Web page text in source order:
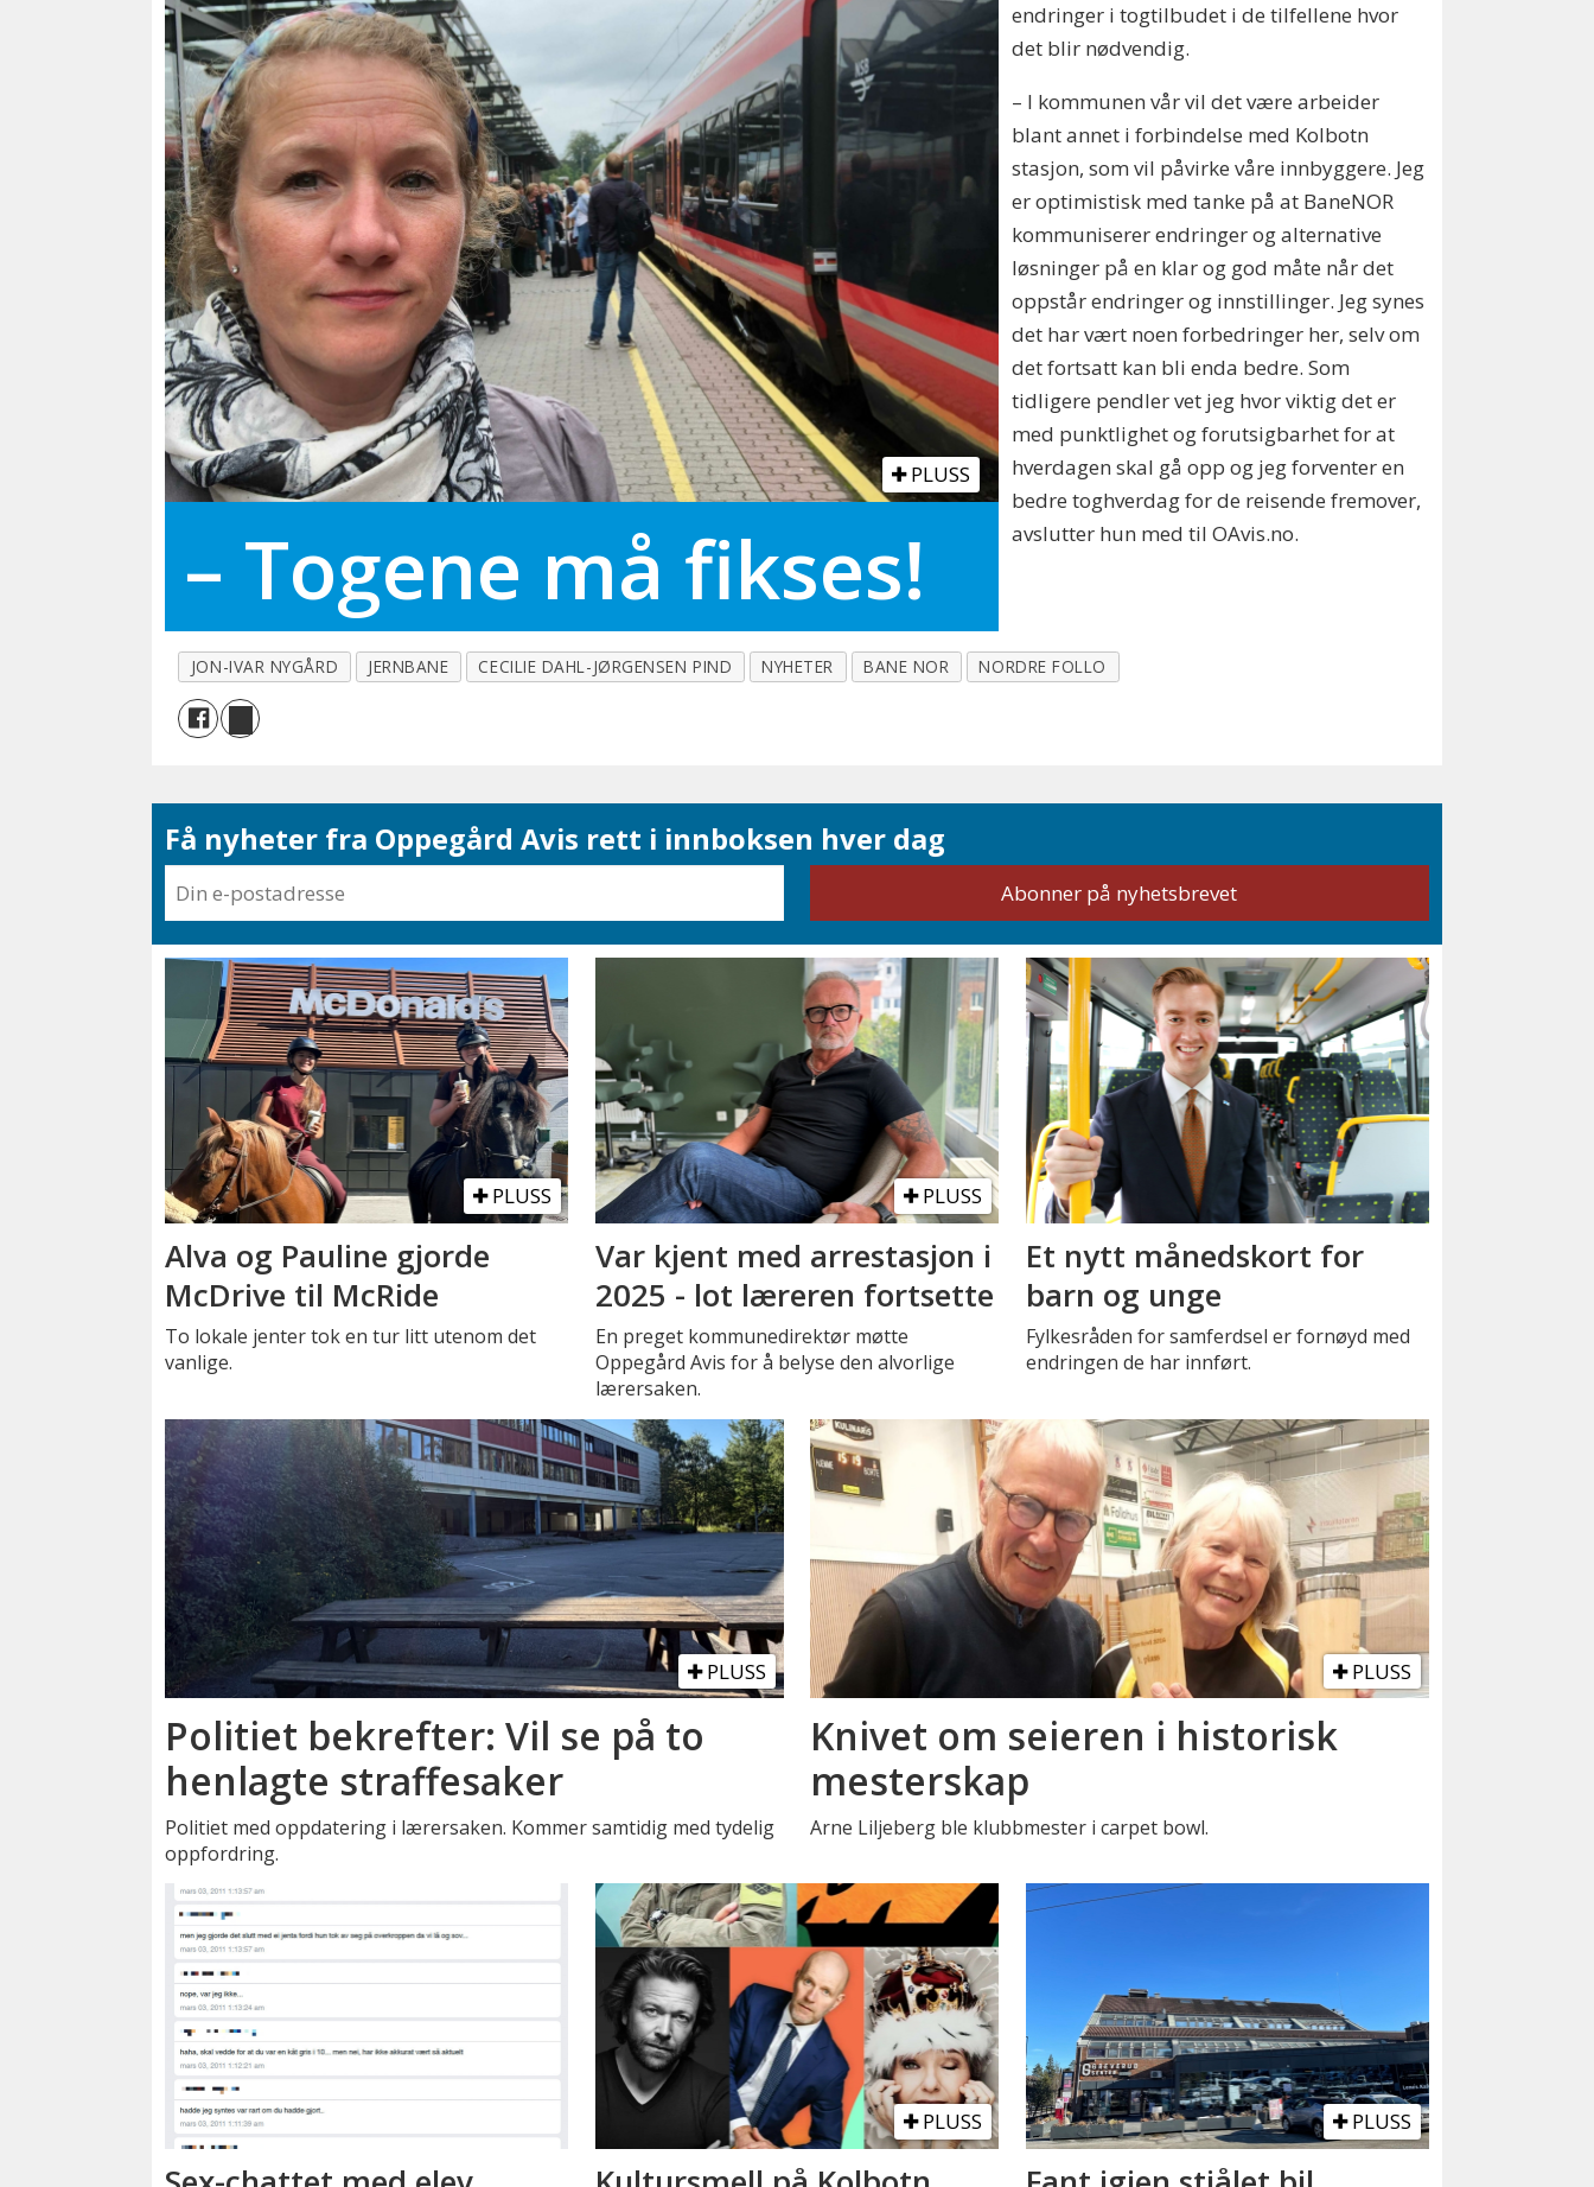
PLUSS
– Togene må fikses!
endringer i togtilbudet i de tilfellene hvor
det blir nødvendig.
– I kommunen vår vil det være arbeider
blant annet i forbindelse med Kolbotn
stasjon, som vil påvirke våre innbyggere. Jeg
er optimistisk med tanke på at BaneNOR
kommuniserer endringer og alternative
løsninger på en klar og god måte når det
oppstår endringer og innstillinger. Jeg synes
det har vært noen forbedringer her, selv om
det fortsatt kan bli enda bedre. Som
tidligere pendler vet jeg hvor viktig det er
med punktlighet og forutsigbarhet for at
hverdagen skal gå opp og jeg forventer en
bedre toghverdag for de reisende fremover,
avslutter hun med til OAvis.no.
JON-IVAR NYGÅRD JERNBANE CECILIE DAHL-JØRGENSEN PIND NYHETER BANE NOR NORDRE FOLLO
Få nyheter fra Oppegård Avis rett i innboksen hver dag
PLUSS
Alva og Pauline gjorde
McDrive til McRide
To lokale jenter tok en tur litt utenom det
vanlige.
PLUSS
Var kjent med arrestasjon i
2025 - lot læreren fortsette
En preget kommunedirektør møtte
Oppegård Avis for å belyse den alvorlige
lærersaken.
Et nytt månedskort for
barn og unge
Fylkesråden for samferdsel er fornøyd med
endringen de har innført.
PLUSS
Politiet bekrefter: Vil se på to
henlagte straffesaker
Politiet med oppdatering i lærersaken. Kommer samtidig med tydelig
oppfordring.
PLUSS
Knivet om seieren i historisk
mesterskap
Arne Liljeberg ble klubbmester i carpet bowl.
PLUSS PLUSS